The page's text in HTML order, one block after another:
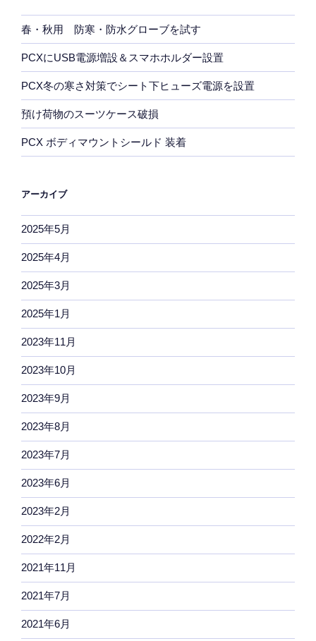
春・秋用 防寒・防水グローブを試す
PCXにUSB電源増設＆スマホホルダー設置
PCX冬の寒さ対策でシート下ヒューズ電源を設置
預け荷物のスーツケース破損
PCX ボディマウントシールド 装着
アーカイブ
2025年5月
2025年4月
2025年3月
2025年1月
2023年11月
2023年10月
2023年9月
2023年8月
2023年7月
2023年6月
2023年2月
2022年2月
2021年11月
2021年7月
2021年6月